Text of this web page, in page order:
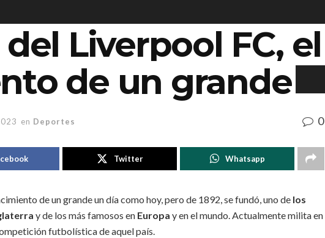
del Liverpool FC, el
de un grande
en Deportes 0
Twitter Whatsapp
de un grande un día como hoy, pero de 1892, se fundó, uno de los
y de los más famosos en Europa y en el mundo. Actualmente milita en
futbolística de aquel país.